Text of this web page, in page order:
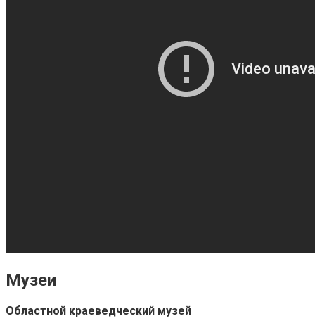
Музеи
Областной краеведческий музей